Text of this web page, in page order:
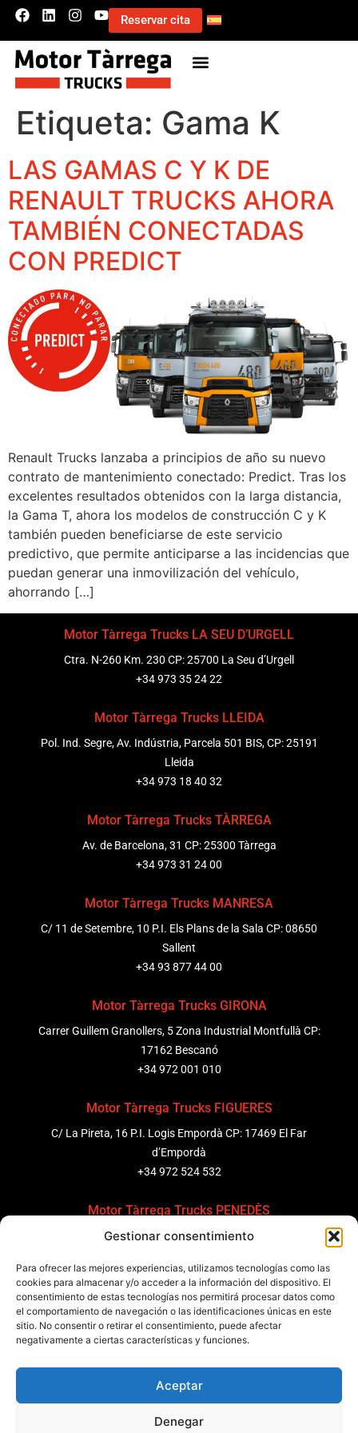
Gestionar consentimiento
Para ofrecer las mejores experiencias, utilizamos tecnologías como las
cookies para almacenar y/o acceder a la información del dispositivo. El
consentimiento de estas tecnologías nos permitirá procesar datos como
el comportamiento de navegación o las identificaciones únicas en este
sitio. No consentir o retirar el consentimiento, puede afectar
negativamente a ciertas características y funciones.
Aceptar
Denegar
Reservar cita
Etiqueta: Gama K
LAS GAMAS C Y K DE
RENAULT TRUCKS AHORA
TAMBIÉN CONECTADAS
CON PREDICT
Renault Trucks lanzaba a principios de año su nuevo
contrato de mantenimiento conectado: Predict. Tras los
excelentes resultados obtenidos con la larga distancia,
la Gama T, ahora los modelos de construcción C y K
también pueden beneficiarse de este servicio
predictivo, que permite anticiparse a las incidencias que
puedan generar una inmovilización del vehículo,
ahorrando […]
Motor Tàrrega Trucks LA SEU D’URGELL
Ctra. N-260 Km. 230 CP: 25700 La Seu d’Urgell
+34 973 35 24 22
Motor Tàrrega Trucks LLEIDA
Pol. Ind. Segre, Av. Indústria, Parcela 501 BIS, CP: 25191
Lleida
+34 973 18 40 32
Motor Tàrrega Trucks TÀRREGA
Av. de Barcelona, 31 CP: 25300 Tàrrega
+34 973 31 24 00
Motor Tàrrega Trucks MANRESA
C/ 11 de Setembre, 10 P.I. Els Plans de la Sala CP: 08650
Sallent
+34 93 877 44 00
Motor Tàrrega Trucks GIRONA
Carrer Guillem Granollers, 5 Zona Industrial Montfullà CP:
17162 Bescanó
+34 972 001 010
Motor Tàrrega Trucks FIGUERES
C/ La Pireta, 16 P.I. Logis Empordà CP: 17469 El Far
d’Empordà
+34 972 524 532
Motor Tàrrega Trucks PENEDÈS
C/ Ponent 8, Pol. Ind. Sant Pere Molanta, CP: 08799
+34 931 69 11 91
Motor Tàrrega Trucks BARCELONA
Zona Franca, Carrer E, s/n 08040 Barcelona, España